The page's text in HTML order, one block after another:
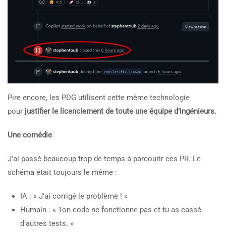
Pire encore, les PDG utilisent cette même technologie
pour justifier le licenciement de toute une équipe d’ingénieurs.
Une comédie
J’ai passé beaucoup trop de temps à parcourir ces PR. Le
schéma était toujours le même :
IA : « J’ai corrigé le problème ! »
Humain : « Ton code ne fonctionne pas et tu as cassé
d’autres tests. »